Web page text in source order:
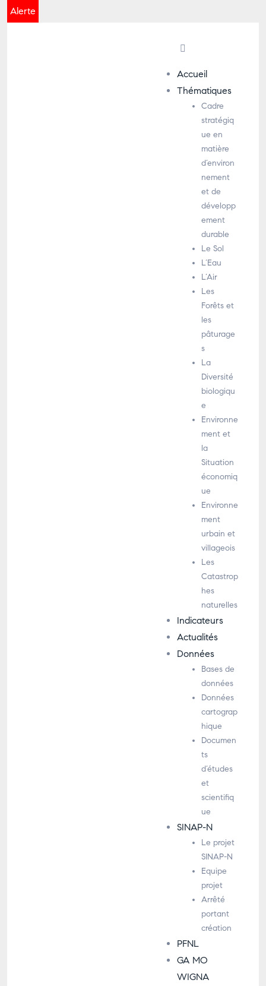
Alerte
Accueil
Thématiques
Cadre
stratégiq
ue en
matière
d’environ
nement
et de
développ
ement
durable
Le Sol
L’Eau
L’Air
Les
Forêts et
les
pâturage
s
La
Diversité
biologiqu
e
Environne
ment et
la
Situation
économiq
ue
Environne
ment
urbain et
villageois
Les
Catastrop
hes
naturelles
Indicateurs
Actualités
Données
Bases de
données
Données
cartograp
hique
Documen
ts
d’études
et
scientifiq
ue
SINAP-N
Le projet
SINAP-N
Equipe
projet
Arrêté
portant
création
PFNL
GA MO
WIGNA